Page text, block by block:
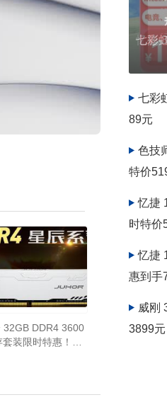
32GB DDR4 3600
套装限时特惠！只
七彩
七彩
89元
色技
特价
忆捷
时特价
忆捷
惠到手
威刚
3899元